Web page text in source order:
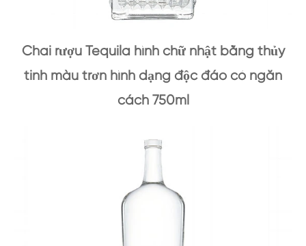
Chai rượu Tequila hình chữ nhật bằng thủy
tinh màu trơn hình dạng độc đáo có ngăn
cách 750ml